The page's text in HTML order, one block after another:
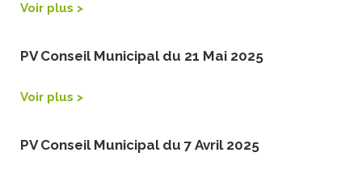
Voir plus >
PV Conseil Municipal du 21 Mai 2025
Voir plus >
PV Conseil Municipal du 7 Avril 2025